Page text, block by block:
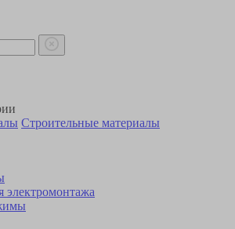
Строительные материалы
электромонтажа